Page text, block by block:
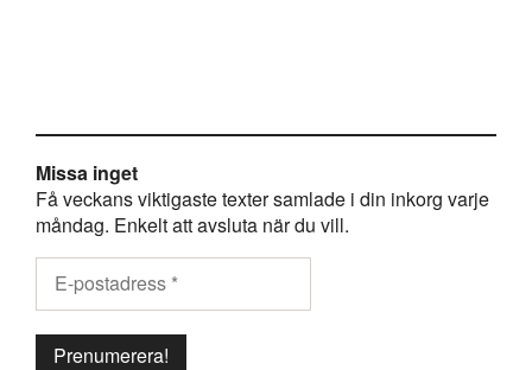
Missa inget
Få veckans viktigaste texter samlade i din inkorg varje
måndag. Enkelt att avsluta när du vill.